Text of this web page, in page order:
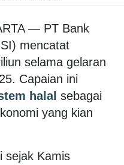
— PT Bank
mencatat
selama gelaran
. Capaian ini
halal sebagai
yang kian
sejak Kamis